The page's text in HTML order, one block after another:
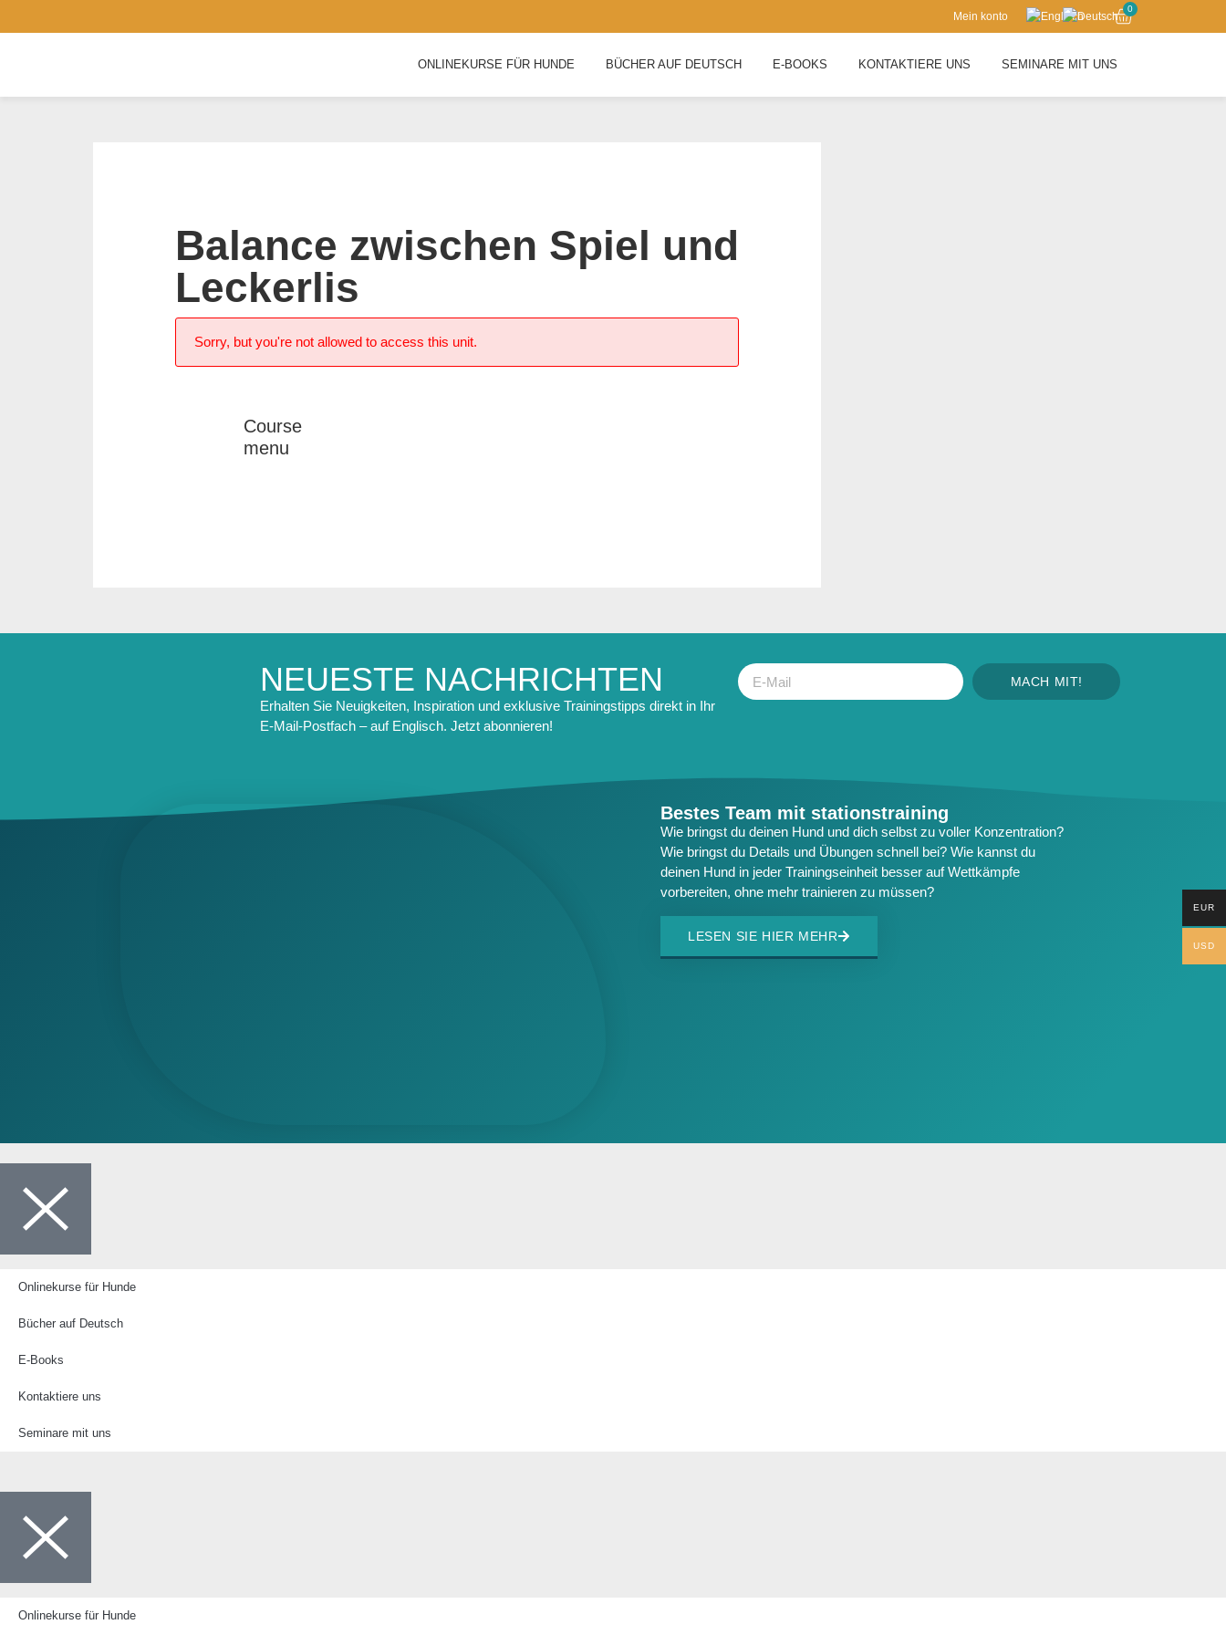
Mein konto
0
ONLINEKURSE FÜR HUNDE BÜCHER AUF DEUTSCH E-BOOKS KONTAKTIERE UNS SEMINARE MIT UNS
Balance zwischen Spiel und
Leckerlis
Sorry, but you're not allowed to access this unit.
Course
menu
NEUESTE NACHRICHTEN
Erhalten Sie Neuigkeiten, Inspiration und exklusive Trainingstipps direkt in Ihr
E-Mail-Postfach – auf Englisch. Jetzt abonnieren!
MACH MIT!
Bestes Team mit stationstraining​
Wie bringst du deinen Hund und dich selbst zu voller Konzentration?
Wie bringst du Details und Übungen schnell bei? Wie kannst du
deinen Hund in jeder Trainingseinheit besser auf Wettkämpfe
vorbereiten, ohne mehr trainieren zu müssen?
LESEN SIE HIER MEHR
EUR
USD
Onlinekurse für Hunde
Bücher auf Deutsch
E-Books
Kontaktiere uns
Seminare mit uns
Onlinekurse für Hunde